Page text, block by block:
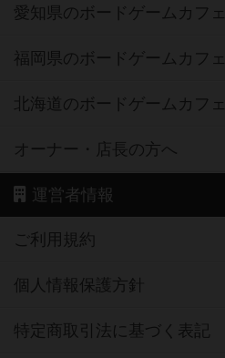
愛知県のボードゲームカフェ
福岡県のボードゲームカフェ
北海道のボードゲームカフェ
オーナー・店長の方へ
運営者情報
ご利用規約
個人情報保護方針
特定商取引法に基づく表記